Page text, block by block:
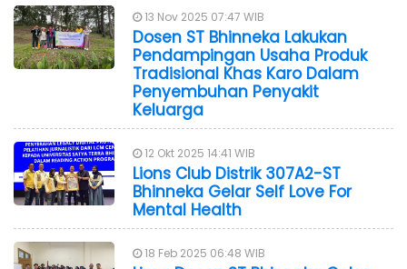
13 Nov 2025 07:47 WIB
Dosen ST Bhinneka Lakukan
Pendampingan Usaha Produk
Tradisional Khas Karo Dalam
Penyembuhan Penyakit
Keluarga
12 Okt 2025 14:41 WIB
Lions Club Distrik 307A2-ST
Bhinneka Gelar Self Love For
Mental Health
18 Feb 2025 06:48 WIB